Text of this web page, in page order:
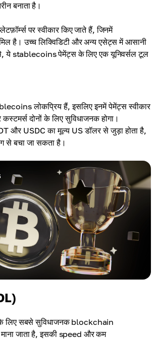
बनाता है।
पर स्वीकार किए जाते हैं, जिनमें
है। उच्च लिक्विडिटी और अन्य एसेट्स में आसानी
ये stablecoins पेमेंट्स के लिए एक यूनिवर्सल टूल
लोकप्रिय हैं, इसलिए इनमें पेमेंट्स स्वीकार
दोनों के लिए सुविधाजनक होगा।
और USDC का मूल्य US डॉलर से जुड़ा होता है,
से बचा जा सकता है।
लिए सबसे सुविधाजनक blockchain
जाता है, इसकी speed और कम